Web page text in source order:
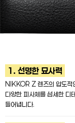
1. 선명한 묘사력
NIKKOR Z 렌즈의 압도적
다양한 피사체를 섬세한 디
들어냅니다.